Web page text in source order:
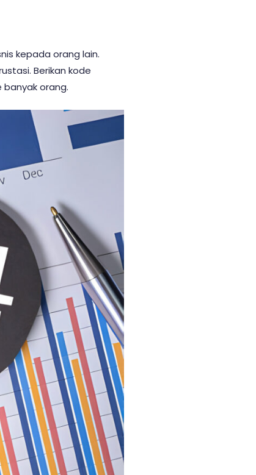
kepada orang lain.
Berikan kode
orang.